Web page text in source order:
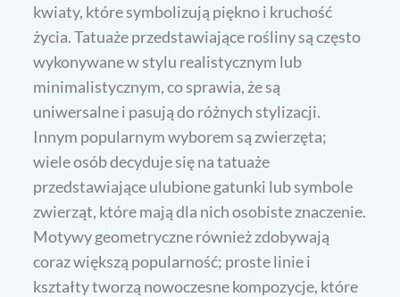
kwiaty, które symbolizują piękno i kruchość
życia. Tatuaże przedstawiające rośliny są często
wykonywane w stylu realistycznym lub
minimalistycznym, co sprawia, że są
uniwersalne i pasują do różnych stylizacji.
Innym popularnym wyborem są zwierzęta;
wiele osób decyduje się na tatuaże
przedstawiające ulubione gatunki lub symbole
zwierząt, które mają dla nich osobiste znaczenie.
Motywy geometryczne również zdobywają
coraz większą popularność; proste linie i
kształty tworzą nowoczesne kompozycje, które